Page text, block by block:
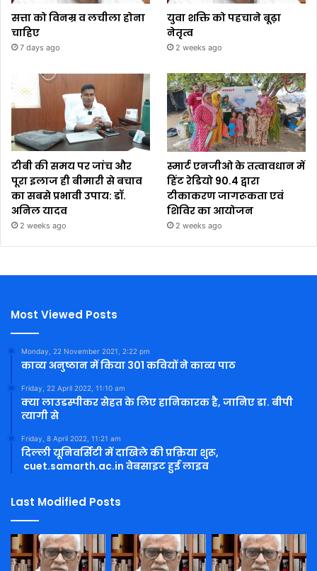
सत्ता को विनम्र व लचीला होना
चाहिए
7 days ago
युवा शक्ति को पहचाने बूढ़ा
नेतृत्व
2 weeks ago
टीबी की समय पर जांच और
पूरा इलाज ही बीमारी से बचाव
का सबसे प्रभावी उपाय: डॉ.
अनिल यादव
2 weeks ago
स्मार्ट एनजीओ के तत्वावधान में
हिंट रेडियो 90.4 द्वारा
टीकाकरण जागरूकता एवं
शिविर का आयोजन
2 weeks ago
Most Viewed Posts
Monday, 22 November 2021, 2:22 pm
काव्य अनुष्ठान में किया 301 कवियों ने काव्य पाठ
Friday, 22 April 2022, 11:10 am
क्या लाउडस्पीकर सेहत के लिए हानिकारक है, जानिए डा. बीपी
त्यागी से
Friday, 8 April 2022, 11:21 am
दिल्ली यूनिवर्सिटी में दाखिले की प्रक्रिया शुरू,
cuet.samarth.ac.in वेबसाइट हुई लाइव
Last Modified Posts